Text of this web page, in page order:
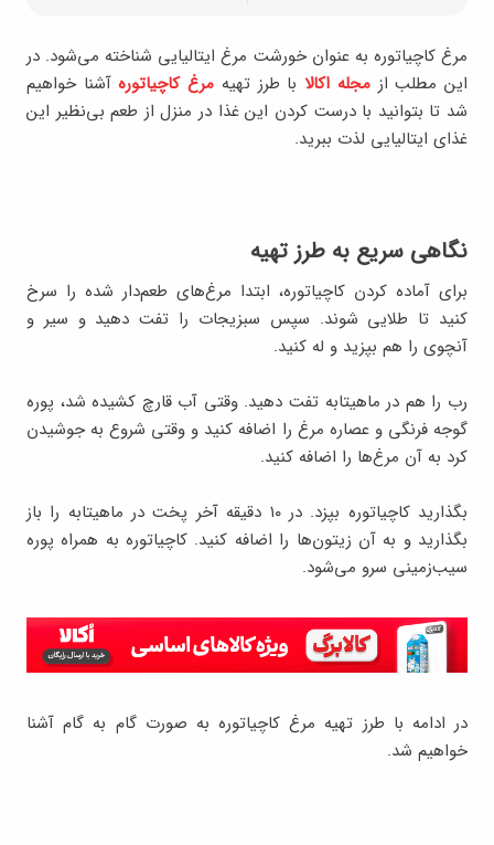
مرغ کاچیاتوره به عنوان خورشت مرغ ایتالیایی شناخته می‌شود. در
این مطلب ازمجله اکالا با طرز تهیه مرغ کاچیاتورهآشنا خواهیم
شد تا بتوانید با درست کردن این غذا در منزل از طعم بی‌نظیر این
غذای ایتالیایی لذت ببرید.
نگاهی سریع به طرز تهیه
برای آماده کردن کاچیاتوره، ابتدا مرغ‌های طعم‌دار شده را سرخ
کنید تا طلایی شوند. سپس سبزیجات را تفت دهید و سیر و
آنچوی را هم بپزید و له کنید.
رب را هم در ماهیتابه تفت دهید. وقتی آب قارچ کشیده شد، پوره
گوجه فرنگی و عصاره مرغ را اضافه کنید و وقتی شروع به جوشیدن
کرد به آن مرغ‌ها را اضافه کنید.
بگذارید کاچیاتوره بپزد. در ۱۰ دقیقه آخر پخت در ماهیتابه را باز
بگذارید و به آن زیتون‌ها را اضافه کنید. کاچیاتوره به همراه پوره
سیب‌زمینی سرو می‌شود.
در ادامه با طرز تهیه مرغ کاچیاتوره به صورت گام به گام آشنا
خواهیم شد.